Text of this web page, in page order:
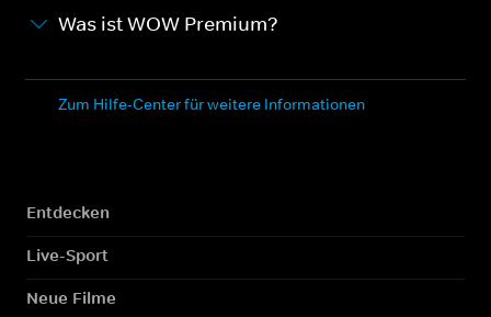
Was ist WOW Premium?
Zum Hilfe-Center für weitere Informationen
Entdecken
Live-Sport
Neue Filme